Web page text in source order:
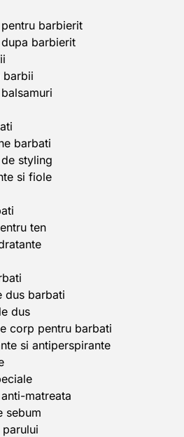
barbierit
barbierit
barbii
barbati
styling
si fiole
ten
dus barbati
dus
corp pentru barbati
si antiperspirante
matreata
sebum